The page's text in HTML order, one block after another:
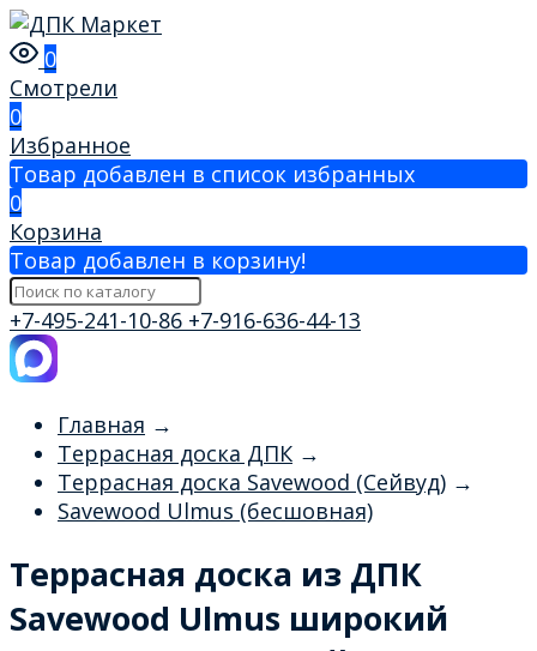
0
Смотрели
0
Избранное
Товар добавлен в список избранных
0
Корзина
Товар добавлен в корзину!
+7-495-241-10-86 +7-916-636-44-13
Главная →
Террасная доска ДПК →
Террасная доска Savewood (Сейвуд) →
Savewood Ulmus (бесшовная)
Террасная доска из ДПК
Savewood Ulmus широкий